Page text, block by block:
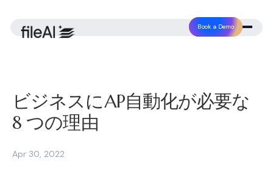
Book a Demo
ビジネスにAP自動化が必要な
8 つの理由
Apr 30, 2022